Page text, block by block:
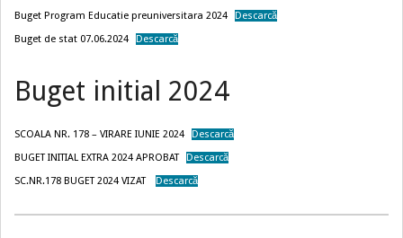
Buget Program Educatie preuniversitara 2024
Descarcă
Buget de stat 07.06.2024
Descarcă
Buget initial 2024
SCOALA NR. 178 – VIRARE IUNIE 2024
Descarcă
BUGET INITIAL EXTRA 2024 APROBAT
Descarcă
SC.NR.178 BUGET 2024 VIZAT
Descarcă